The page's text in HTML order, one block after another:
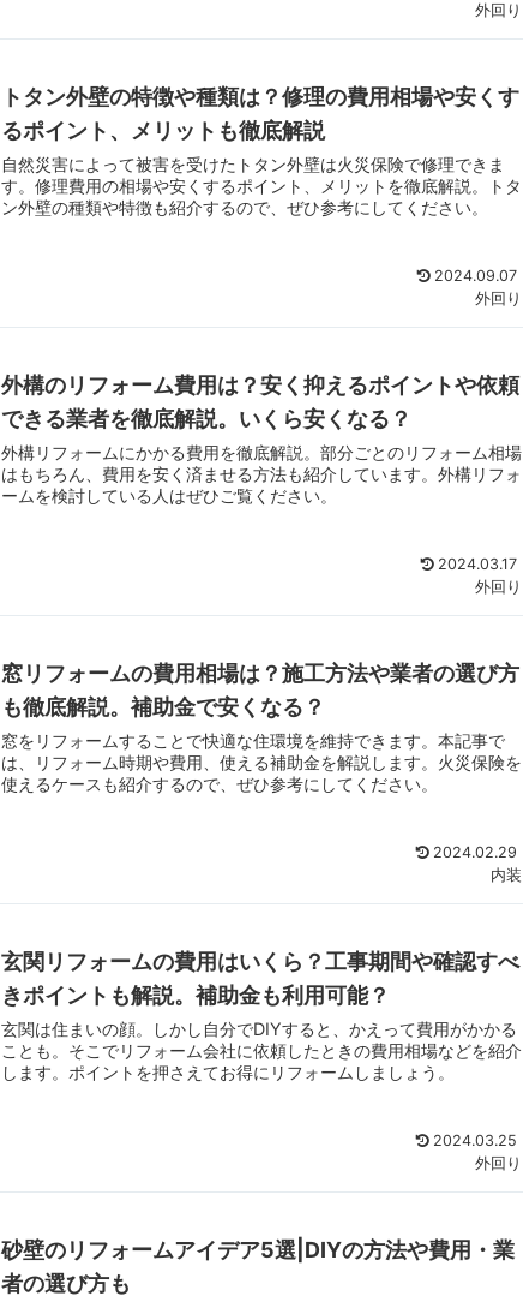
外回り
トタン外壁の特徴や種類は？修理の費用相場や安くす
るポイント、メリットも徹底解説
自然災害によって被害を受けたトタン外壁は火災保険で修理できま
す。修理費用の相場や安くするポイント、メリットを徹底解説。トタ
ン外壁の種類や特徴も紹介するので、ぜひ参考にしてください。
2024.09.07
外回り
外構のリフォーム費用は？安く抑えるポイントや依頼
できる業者を徹底解説。いくら安くなる？
外構リフォームにかかる費用を徹底解説。部分ごとのリフォーム相場
はもちろん、費用を安く済ませる方法も紹介しています。外構リフォ
ームを検討している人はぜひご覧ください。
2024.03.17
外回り
窓リフォームの費用相場は？施工方法や業者の選び方
も徹底解説。補助金で安くなる？
窓をリフォームすることで快適な住環境を維持できます。本記事で
は、リフォーム時期や費用、使える補助金を解説します。火災保険を
使えるケースも紹介するので、ぜひ参考にしてください。
2024.02.29
内装
玄関リフォームの費用はいくら？工事期間や確認すべ
きポイントも解説。補助金も利用可能？
玄関は住まいの顔。しかし自分でDIYすると、かえって費用がかかる
ことも。そこでリフォーム会社に依頼したときの費用相場などを紹介
します。ポイントを押さえてお得にリフォームしましょう。
2024.03.25
外回り
砂壁のリフォームアイデア5選|DIYの方法や費用・業
者の選び方も